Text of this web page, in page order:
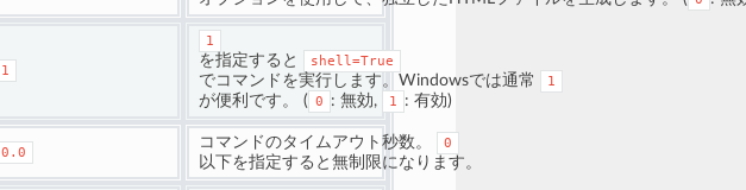
1
1
を指定すると shell=True
でコマンドを実行します。Windowsでは通常 1
が便利です。 ( 0 : 無効, 1 : 有効)
0.0
コマンドのタイムアウト秒数。 0
以下を指定すると無制限になります。